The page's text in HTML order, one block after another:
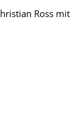
Ross mit